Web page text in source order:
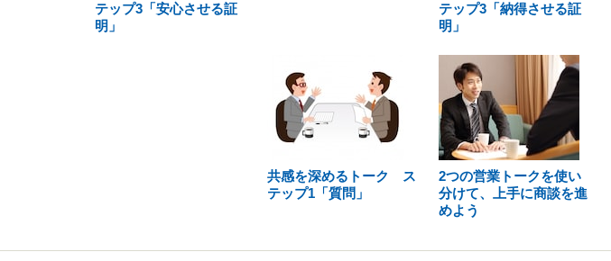
テップ3「安心させる証
明」
テップ3「納得させる証
明」
共感を深めるトーク ス
テップ1「質問」
2つの営業トークを使い
分けて、上手に商談を進
めよう